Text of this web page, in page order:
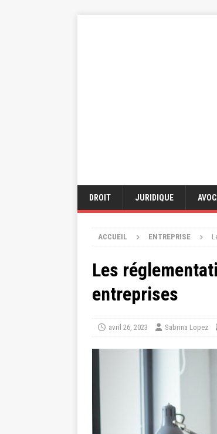
DROIT JURIDIQUE
ACCUEIL ENTREPRISE
Les
entreprises
avril 26, 2023 Sabrina Lopez